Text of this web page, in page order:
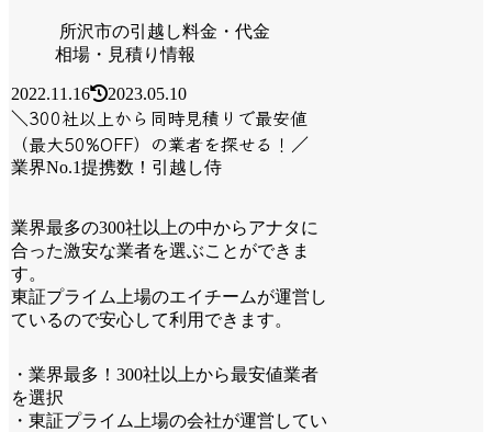
所沢市の引越し料金・代金
相場・見積り情報
2022.11.16 2023.05.10
＼300社以上から同時見積りで最安値
（最大50%OFF）の業者を探せる！／
業界No.1提携数！引越し侍
業界最多の300社以上の中からアナタに
合った激安な業者を選ぶことができま
す。
東証プライム上場のエイチームが運営し
ているので安心して利用できます。
・業界最多！300社以上から最安値業者
を選択
・東証プライム上場の会社が運営してい